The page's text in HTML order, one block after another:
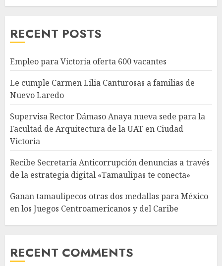
RECENT POSTS
Empleo para Victoria oferta 600 vacantes
Le cumple Carmen Lilia Canturosas a familias de
Nuevo Laredo
Supervisa Rector Dámaso Anaya nueva sede para la
Facultad de Arquitectura de la UAT en Ciudad
Victoria
Recibe Secretaría Anticorrupción denuncias a través
de la estrategia digital «Tamaulipas te conecta»
Ganan tamaulipecos otras dos medallas para México
en los Juegos Centroamericanos y del Caribe
RECENT COMMENTS